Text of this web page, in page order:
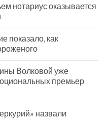
нотариус оказывается
показало, как
Волковой уже
премьер
назвали